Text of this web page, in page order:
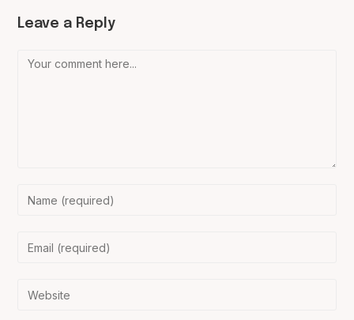
Leave a Reply
Comment
Enter
or
Enter
address
Enter